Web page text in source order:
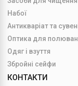
Набої
Антикваріат та
Оптика для
Одяг і взуття
Збройні сейфи
КОНТАКТИ